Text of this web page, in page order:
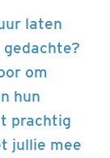
laten
om
hun
prachtig
jullie mee